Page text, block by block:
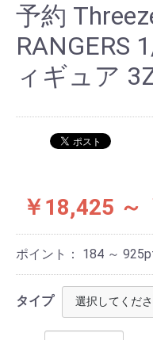
予約
RANGERS
ィギュア
￥18,425 ～
ポイント： 184 ～ 925
タイプ